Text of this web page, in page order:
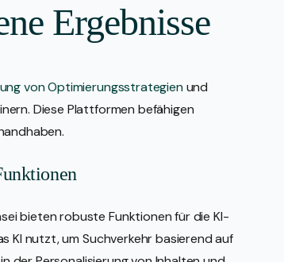
Ergebnisse
von Optimierungsstrategienund
Diese Plattformen befähigen
bieten robuste Funktionen für die KI-
KI nutzt, um Suchverkehr basierend auf